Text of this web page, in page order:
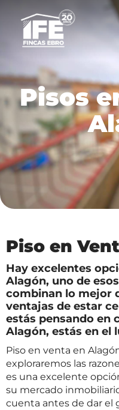
Pisos
Piso en
Hay excelentes
Alagón, uno de
combinan lo mejor
ventajas de estar
estás pensando en
Alagón, estás en el
Piso en venta en
exploraremos las
es una excelente
su mercado
cuenta antes de dar el